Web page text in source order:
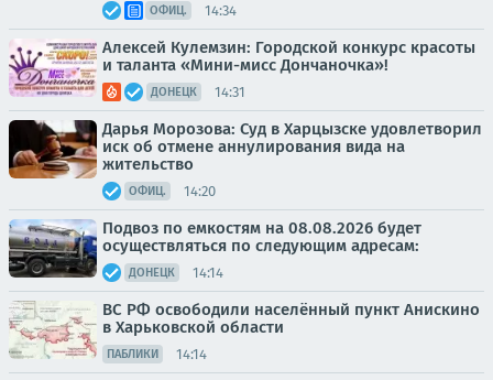
ОФИЦ. 14:34
Алексей Кулемзин: Городской конкурс красоты
и таланта «Мини-мисс Дончаночка»!
ДОНЕЦК 14:31
Дарья Морозова: Суд в Харцызске удовлетворил
иск об отмене аннулирования вида на
жительство
ОФИЦ. 14:20
Подвоз по емкостям на 08.08.2026 будет
осуществляться по следующим адресам:
ДОНЕЦК 14:14
ВС РФ освободили населённый пункт Анискино
в Харьковской области
ПАБЛИКИ 14:14